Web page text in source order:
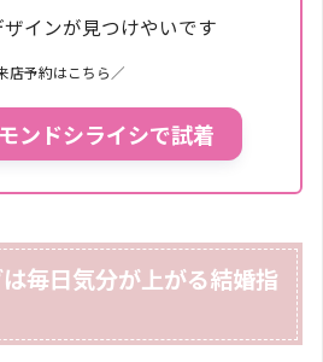
インが見つけやいです
店予約はこちら／
ンドシライシで試着
毎日気分が上がる結婚指